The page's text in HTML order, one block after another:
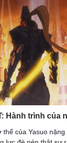
Hành trình của
thể của Yasuo